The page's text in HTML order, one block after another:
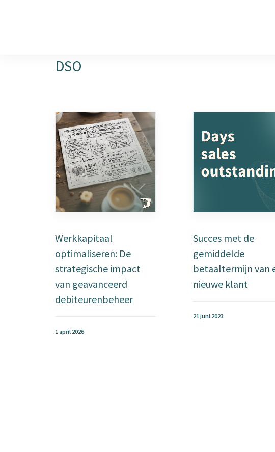
DSO
Werkkapitaal
optimaliseren: De
strategische impact
van geavanceerd
debiteurenbeheer
1 april 2026
Succes met de
gemiddelde
betaaltermijn van
nieuwe klant
21 juni 2023